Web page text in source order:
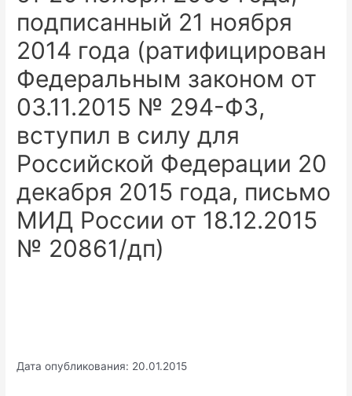
подписанный 21 ноября
2014 года (ратифицирован
Федеральным законом от
03.11.2015 № 294-ФЗ,
вступил в силу для
Российской Федерации 20
декабря 2015 года, письмо
МИД России от 18.12.2015
№ 20861/дп)
Дата опубликования: 20.01.2015